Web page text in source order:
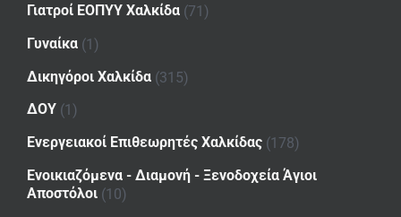
Γιατροί ΕΟΠΥΥ Χαλκίδα (71)
Γυναίκα (1)
Δικηγόροι Χαλκίδα (315)
ΔΟΥ (1)
Ενεργειακοί Επιθεωρητές Χαλκίδας (178)
Ενοικιαζόμενα - Διαμονή - Ξενοδοχεία Άγιοι
Αποστόλοι (10)